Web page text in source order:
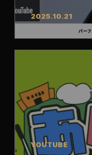
2025.10.21
YOUTUBE